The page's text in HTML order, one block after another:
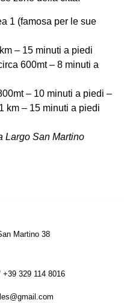
1 (famosa per le sue
– 15 minuti a piedi
600mt – 8 minuti a
– 10 minuti a piedi –
km – 15 minuti a piedi
Largo San Martino
Martino 38
329 114 8016